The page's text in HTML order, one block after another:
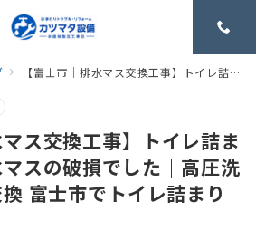
【富士市｜排水マス交換工事】トイレ詰まりの原因は排水マスの破損でした｜高圧洗浄・排水マス交換 富士市でトイレ詰まりのご相談
マス交換工事】トイレ詰ま
スの破損でした｜高圧洗
富士市でトイレ詰まり